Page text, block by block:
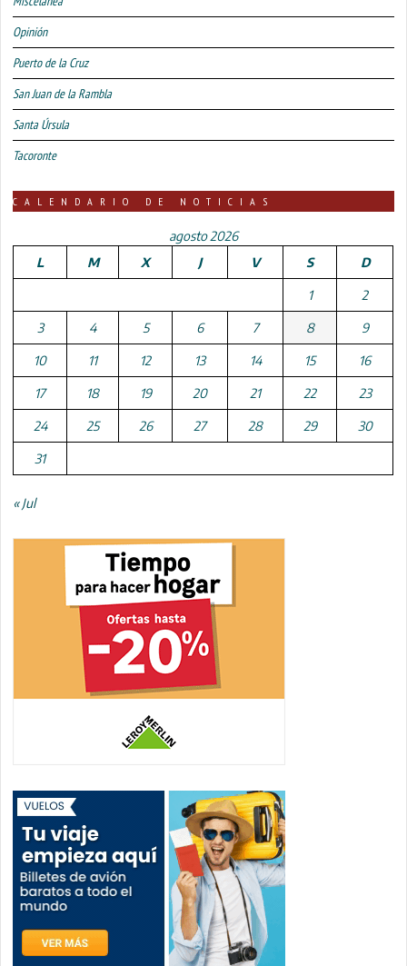
Opinión
Puerto de la Cruz
San Juan de la Rambla
Santa Úrsula
Tacoronte
CALENDARIO DE NOTICIAS
agosto 2026
L
M X J V S D
1 2
3 4 5 6 7 8 9
10 11 12 13 14 15 16
17 18 19 20 21 22 23
24 25 26 27 28 29 30
31
« Jul